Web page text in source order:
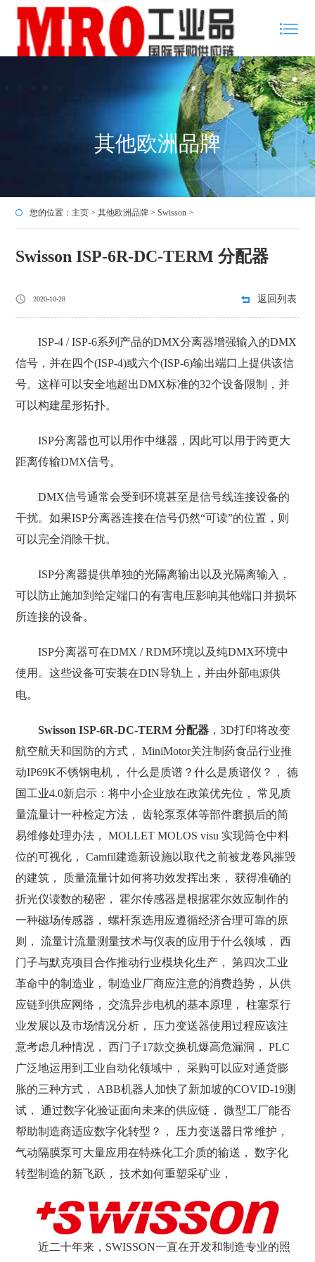
其他欧洲品牌
您的位置： 主页 >其他欧洲品牌 >Swisson >
Swisson ISP-6R-DC-TERM 分配器
2020-10-28 返回列表
ISP-4 / ISP-6系列产品的DMX分离器增强输入的DMX
信号，并在四个(ISP-4)或六个(ISP-6)输出端口上提供该信
号。这样可以安全地超出DMX标准的32个设备限制，并
可以构建星形拓扑。
ISP分离器也可以用作中继器，因此可以用于跨更大
距离传输DMX信号。
DMX信号通常会受到环境甚至是信号线连接设备的
干扰。如果ISP分离器连接在信号仍然“可读”的位置，则
可以完全消除干扰。
ISP分离器提供单独的光隔离输出以及光隔离输入，
可以防止施加到给定端口的有害电压影响其他端口并损坏
所连接的设备。
ISP分离器可在DMX / RDM环境以及纯DMX环境中
使用。这些设备可安装在DIN导轨上，并由外部电源供
电。
Swisson ISP-6R-DC-TERM 分配器 ，3D打印将改变
航空航天和国防的方式， MiniMotor关注制药食品行业推
动IP69K不锈钢电机， 什么是质谱？什么是质谱仪？， 德
国工业4.0新启示：将中小企业放在政策优先位， 常见质
量流量计一种检定方法， 齿轮泵泵体等部件磨损后的简
易维修处理办法， MOLLET MOLOS visu 实现筒仓中料
位的可视化， Camfil建造新设施以取代之前被龙卷风摧毁
的建筑， 质量流量计如何将功效发挥出来， 获得准确的
折光仪读数的秘密， 霍尔传感器是根据霍尔效应制作的
一种磁场传感器， 螺杆泵选用应遵循经济合理可靠的原
则， 流量计流量测量技术与仪表的应用于什么领域， 西
门子与默克项目合作推动行业模块化生产， 第四次工业
革命中的制造业， 制造业厂商应注意的消费趋势， 从供
应链到供应网络， 交流异步电机的基本原理， 柱塞泵行
业发展以及市场情况分析， 压力变送器使用过程应该注
意考虑几种情况， 西门子17款交换机爆高危漏洞， PLC
广泛地运用到工业自动化领域中， 采购可以应对通货膨
胀的三种方式， ABB机器人加快了新加坡的COVID-19测
试， 通过数字化验证面向未来的供应链， 微型工厂能否
帮助制造商适应数字化转型？， 压力变送器日常维护，
气动隔膜泵可大量应用在特殊化工介质的输送， 数字化
转型制造的新飞跃， 技术如何重塑采矿业，
近二十年来，SWISSON一直在开发和制造专业的照